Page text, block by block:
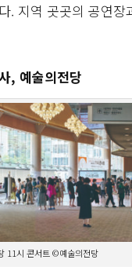
. 지역 곳곳의 공연장
, 예술의전당
11시 콘서트 ©예술의전당